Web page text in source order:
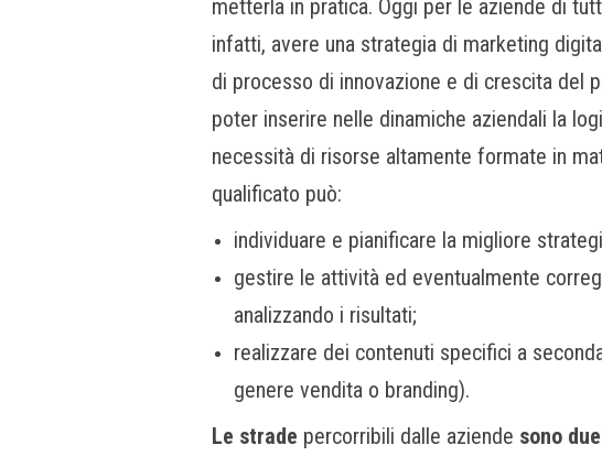
metterla in pratica. Oggi per le aziende di
infatti, avere una strategia di marketing
di processo di innovazione e di crescita del
poter inserire nelle dinamiche aziendali la
necessità di risorse altamente formate in
qualificato può:
individuare e pianificare la migliore
gestire le attività ed eventualmente
analizzando i risultati;
realizzare dei contenuti specifici a
genere vendita o branding).
Le strade percorribili dalle aziende sono due